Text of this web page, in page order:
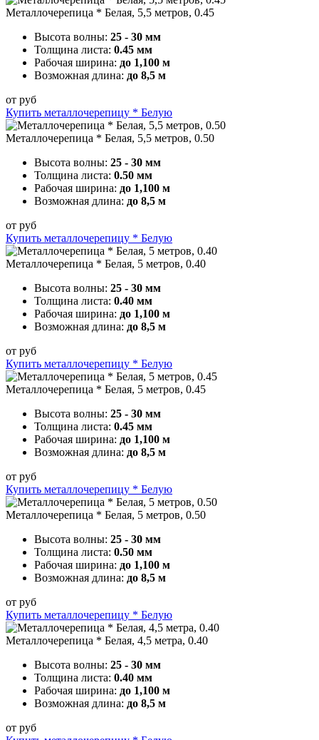
Металлочерепица * Белая, 5,5 метров, 0.45
Высота волны: 25 - 30 мм
Толщина листа: 0.45 мм
Рабочая ширина: до 1,100 м
Возможная длина: до 8,5 м
от руб
Купить металлочерепицу * Белую
Металлочерепица * Белая, 5,5 метров, 0.50
Высота волны: 25 - 30 мм
Толщина листа: 0.50 мм
Рабочая ширина: до 1,100 м
Возможная длина: до 8,5 м
от руб
Купить металлочерепицу * Белую
Металлочерепица * Белая, 5 метров, 0.40
Высота волны: 25 - 30 мм
Толщина листа: 0.40 мм
Рабочая ширина: до 1,100 м
Возможная длина: до 8,5 м
от руб
Купить металлочерепицу * Белую
Металлочерепица * Белая, 5 метров, 0.45
Высота волны: 25 - 30 мм
Толщина листа: 0.45 мм
Рабочая ширина: до 1,100 м
Возможная длина: до 8,5 м
от руб
Купить металлочерепицу * Белую
Металлочерепица * Белая, 5 метров, 0.50
Высота волны: 25 - 30 мм
Толщина листа: 0.50 мм
Рабочая ширина: до 1,100 м
Возможная длина: до 8,5 м
от руб
Купить металлочерепицу * Белую
Металлочерепица * Белая, 4,5 метра, 0.40
Высота волны: 25 - 30 мм
Толщина листа: 0.40 мм
Рабочая ширина: до 1,100 м
Возможная длина: до 8,5 м
от руб